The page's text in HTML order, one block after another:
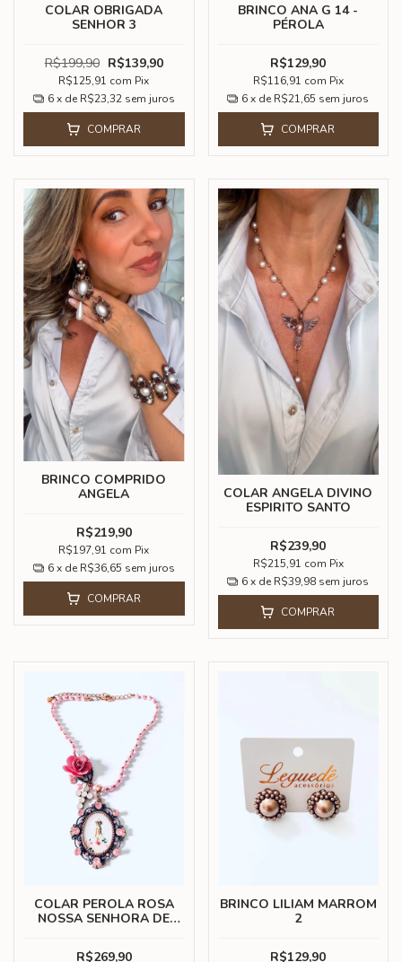
COLAR OBRIGADA
SENHOR 3
R$199,90 R$139,90
R$125,91 com Pix
6 x de R$23,32 sem juros
COMPRAR
BRINCO ANA G 14 -
PÉROLA
R$129,90
R$116,91 com Pix
6 x de R$21,65 sem juros
COMPRAR
BRINCO COMPRIDO
ANGELA
R$219,90
R$197,91 com Pix
6 x de R$36,65 sem juros
COMPRAR
COLAR ANGELA DIVINO
ESPIRITO SANTO
R$239,90
R$215,91 com Pix
6 x de R$39,98 sem juros
COMPRAR
COLAR PEROLA ROSA
NOSSA SENHORA DE
R$269,90
BRINCO LILIAM MARROM
2
R$129,90